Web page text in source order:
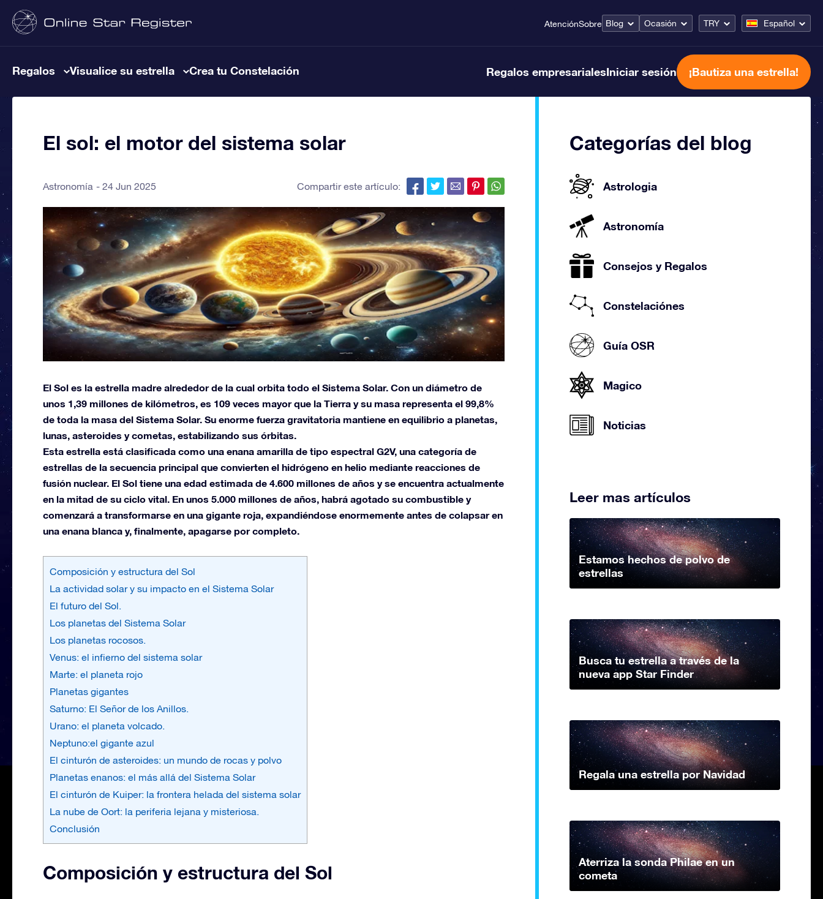
AtenciónSobre Blog Ocasión TRY Español
Regalos Visualice su estrella Crea tu Constelación Regalos empresarialesIniciar sesión ¡Bautiza una estrella!
El sol: el motor del sistema solar
Astronomía 24 Jun 2025 Compartir este artículo:
El Sol es la estrella madre alrededor de la cual orbita todo el Sistema Solar. Con un diámetro de
unos 1,39 millones de kilómetros, es 109 veces mayor que la Tierra y su masa representa el 99,8%
de toda la masa del Sistema Solar. Su enorme fuerza gravitatoria mantiene en equilibrio a planetas,
lunas, asteroides y cometas, estabilizando sus órbitas.
Esta estrella está clasificada como una enana amarilla de tipo espectral G2V, una categoría de
estrellas de la secuencia principal que convierten el hidrógeno en helio mediante reacciones de
fusión nuclear. El Sol tiene una edad estimada de 4.600 millones de años y se encuentra actualmente
en la mitad de su ciclo vital. En unos 5.000 millones de años, habrá agotado su combustible y
comenzará a transformarse en una gigante roja, expandiéndose enormemente antes de colapsar en
una enana blanca y, finalmente, apagarse por completo.
Composición y estructura del Sol
La actividad solar y su impacto en el Sistema Solar
El futuro del Sol.
Los planetas del Sistema Solar
Los planetas rocosos.
Venus: el infierno del sistema solar
Marte: el planeta rojo
Planetas gigantes
Saturno: El Señor de los Anillos.
Urano: el planeta volcado.
Neptuno:el gigante azul
El cinturón de asteroides: un mundo de rocas y polvo
Planetas enanos: el más allá del Sistema Solar
El cinturón de Kuiper: la frontera helada del sistema solar
La nube de Oort: la periferia lejana y misteriosa.
Conclusión
Composición y estructura del Sol
Categorías del blog
Astrologia
Astronomía
Consejos y Regalos
Constelaciónes
Guía OSR
Magico
Noticias
Leer mas artículos
Estamos hechos de polvo de
estrellas
Busca tu estrella a través de la
nueva app Star Finder
Regala una estrella por Navidad
Aterriza la sonda Philae en un
cometa